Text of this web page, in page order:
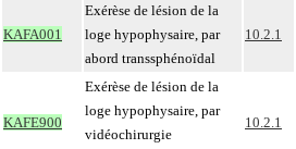
KAFA001
Exérèse de lésion de la
loge hypophysaire, par
abord transsphénoïdal
10.2.1
KAFE900
Exérèse de lésion de la
loge hypophysaire, par
vidéochirurgie
10.2.1